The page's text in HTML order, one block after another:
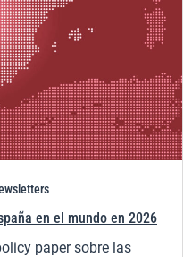
en el mundo en 2026
paper sobre las